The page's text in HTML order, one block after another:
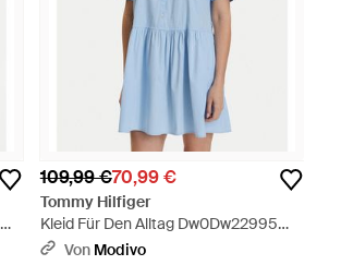
109,99 €70,99 €
Tommy Hilfiger
Kleid Für Den Alltag Dw0Dw22995
Regular Fit - Blau
Von Modivo